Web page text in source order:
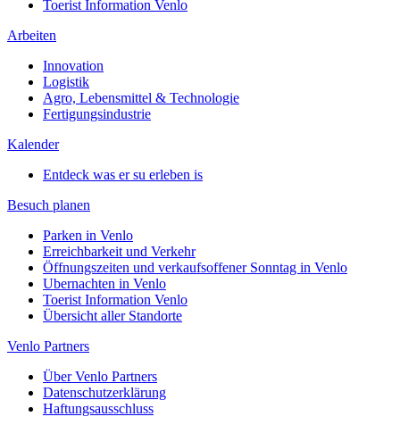
Toerist Information Venlo
Arbeiten
Innovation
Logistik
Agro, Lebensmittel & Technologie
Fertigungsindustrie
Kalender
Entdeck was er su erleben is
Besuch planen
Parken in Venlo
Erreichbarkeit und Verkehr
Öffnungszeiten und verkaufsoffener Sonntag in Venlo
Ubernachten in Venlo
Toerist Information Venlo
Übersicht aller Standorte
Venlo Partners
Über Venlo Partners
Datenschutzerklärung
Haftungsausschluss